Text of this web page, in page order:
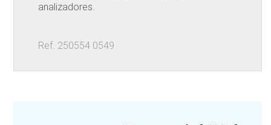
analizadores.
Ref. 250554 0549